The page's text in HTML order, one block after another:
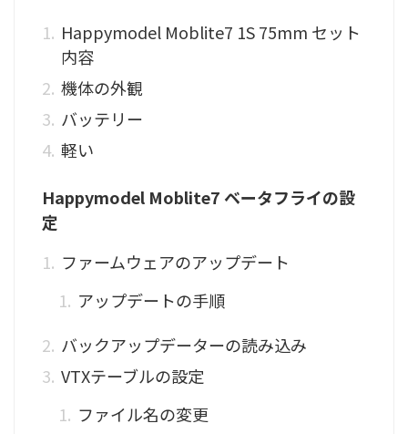
Happymodel Moblite7 1S 75mm セット
内容
機体の外観
バッテリー
軽い
Happymodel Moblite7 ベータフライの設
定
ファームウェアのアップデート
アップデートの手順
バックアップデーターの読み込み
VTXテーブルの設定
ファイル名の変更